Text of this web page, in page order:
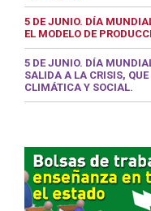
5 DE JUNIO. DÍA
EL MODELO DE
5 DE JUNIO. DÍA
SALIDA A LA CRISIS,
CLIMÁTICA Y SOCIAL.